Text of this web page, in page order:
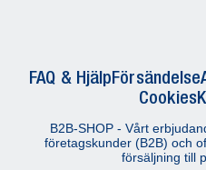
FAQ & HjälpFörsändelse
Cookies
B2B-SHOP - Vårt
företagskunder (B2B) och
försäljning till